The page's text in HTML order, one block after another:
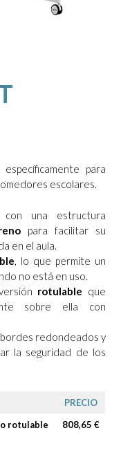
específicamente para
escolares.
una estructura
para facilitar su
en el aula.
, lo que permite un
no está en uso.
rotulable que
sobre ella con
redondeados y
la seguridad de los
PRECIO
rotulable 808,65 €